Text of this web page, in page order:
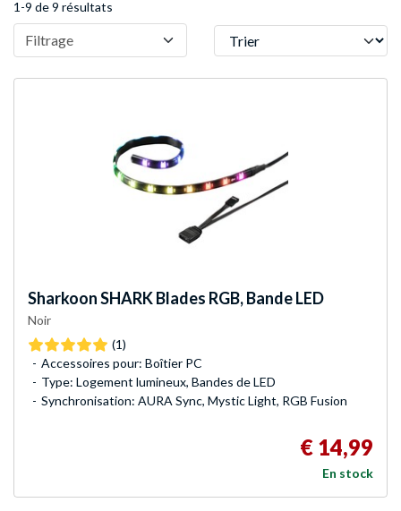
1-9 de 9 résultats
Filtrage Trier
SharkoonSHARK Blades RGB, Bande LED
Noir
(1)
Accessoires pour: Boîtier PC
Type: Logement lumineux, Bandes de LED
Synchronisation: AURA Sync, Mystic Light, RGB Fusion
€ 14,99
En stock